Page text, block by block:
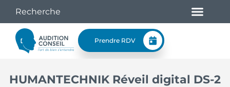
Prendre RDV
HUMANTECHNIK Réveil digital DS-2